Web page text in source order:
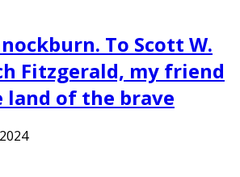
To Scott W.
Fitzgerald, my friend
of the brave